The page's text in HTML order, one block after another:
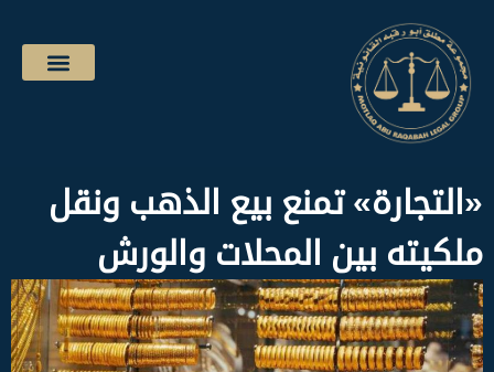
«التجارة» تمنع بيع الذهب ونقل
ملكيته بين المحلات والورش